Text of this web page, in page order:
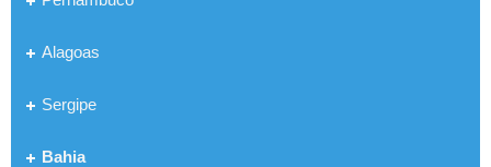
Alagoas
Sergipe
Bahia